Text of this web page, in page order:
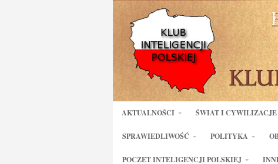
AKTUALNOŚCI ŚWIAT I CYWILIZACJE
SPRAWIEDLIWOŚĆ POLITYKA
POCZET INTELIGENCJI POLSKIEJ